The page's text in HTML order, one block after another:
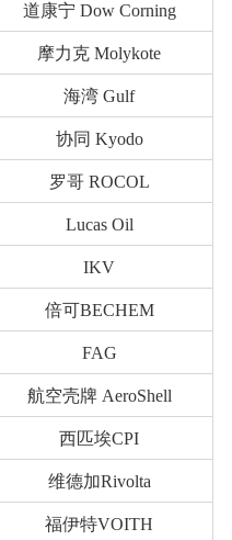
道康宁 Dow Corning
摩力克 Molykote
海湾 Gulf
协同 Kyodo
罗哥 ROCOL
Lucas Oil
IKV
倍可BECHEM
FAG
航空壳牌 AeroShell
西匹埃CPI
维德加Rivolta
福伊特VOITH